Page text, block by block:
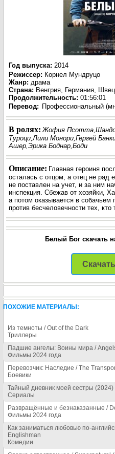
Год выпуска: 2014
Режиссер: Корнел Мундруцо
Жанр: драма
Страна: Венгрия, Германия,
Продолжительность: 01:56:01
Перевод: Профессиональный
В ролях: Жофия
Туроци,Лили Монори,Гергей
Ашер,Эрика Боднар,Боди
Описание: Главная героиня
осталась с отцом, а отец не рад
не поставлен на учет, и за ним
инспекция. Сбежав от хозяйки,
а потом оказывается в собачьем
против бесчеловечности тех, кто
Белый Бог скачать
ПОХОЖИЕ МАТЕРИАЛЫ:
Из темноты / Out of the Dark
Триллеры
Падшие ангелы: Воины мира /
Фильмы 2024 года
Перевозчик: Наследие / The
Боевики
Тайный дневник моей сестры (2024)
Сериалы
Развращённые и безнаказанные /
Фильмы 2024 года
Как заниматься любовью по-
Englishman
Комедии